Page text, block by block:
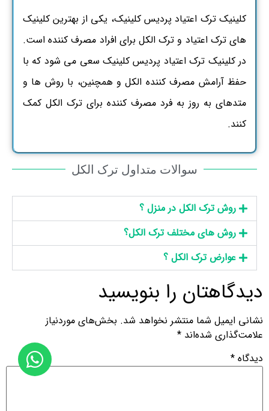
کلینیک ترک اعتیاد پردیس کلینیک، یکی از بهترین کلینیک
های ترک اعتیاد و ترک الکل برای افراد مصرف کننده است.
در کلینیک ترک اعتیاد پردیس کلینیک سعی می شود که با
حفظ آرامش مصرف کننده الکل و همچنین، با روش ها و
متدهای به روز به فرد مصرف کننده برای ترک الکل کمک
کنند.
سوالات متداول ترک الکل
روش ترک الکل در منزل ؟
روش های مختلف ترک الکل؟
عوارض ترک الکل ؟
دیدگاهتان را بنویسید
نشانی ایمیل شما منتشر نخواهد شد. بخش‌های موردنیاز
علامت‌گذاری شده‌اند *
دیدگاه *